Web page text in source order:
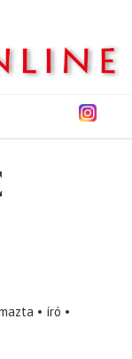
író